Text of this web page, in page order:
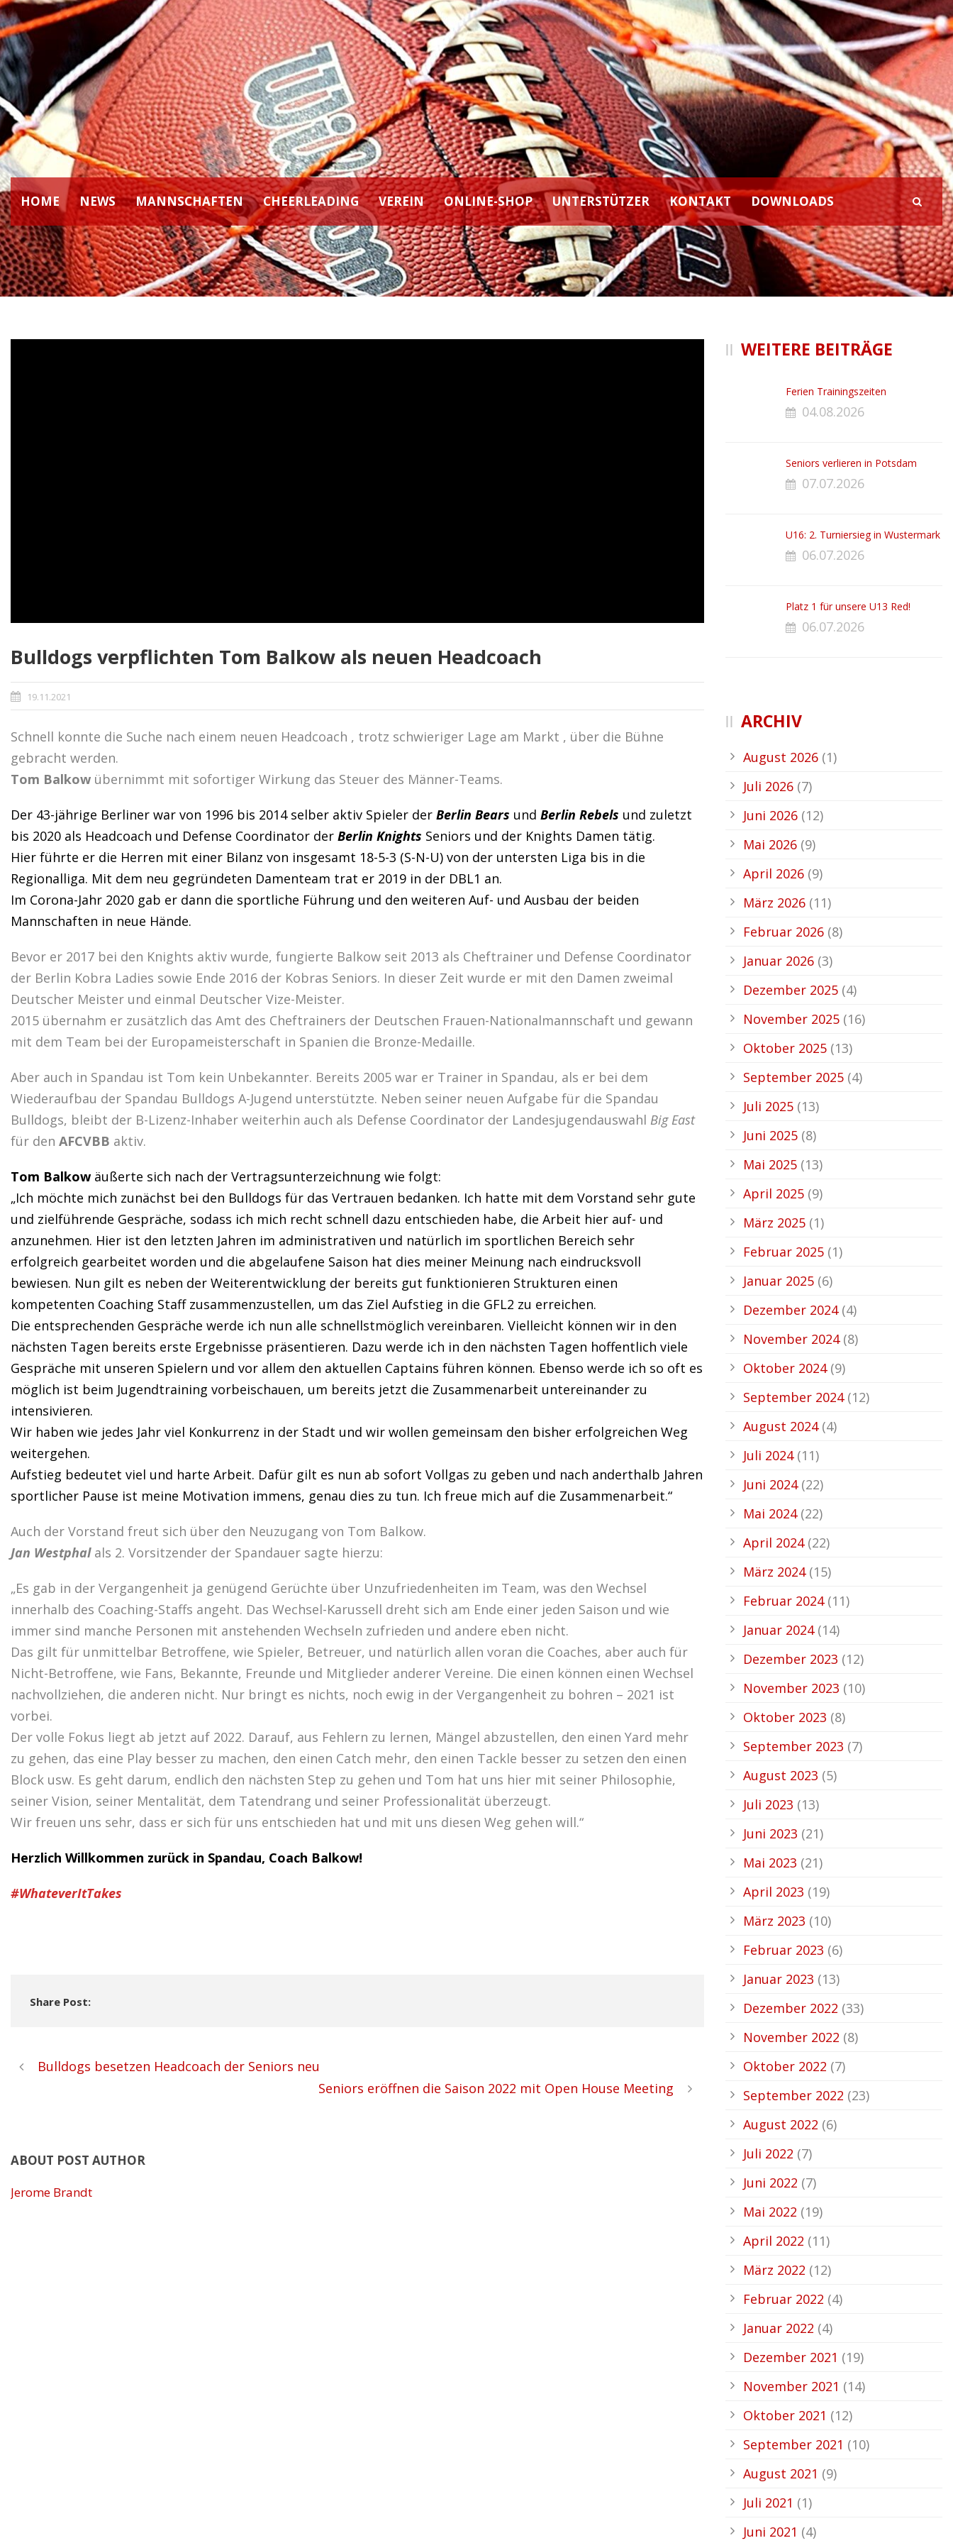
HOME NEWS MANNSCHAFTEN CHEERLEADING VEREIN ONLINE-SHOP UNTERSTÜTZER KONTAKT DOWNLOADS
Bulldogs verpflichten Tom Balkow als neuen Headcoach
19.11.2021
Schnell konnte die Suche nach einem neuen Headcoach , trotz schwieriger Lage am Markt , über die Bühne
gebracht werden.
Tom Balkow übernimmt mit sofortiger Wirkung das Steuer des Männer-Teams.
Der 43-jährige Berliner war von 1996 bis 2014 selber aktiv Spieler der Berlin Bears und Berlin Rebels und zuletzt
bis 2020 als Headcoach und Defense Coordinator der Berlin Knights Seniors und der Knights Damen tätig.
Hier führte er die Herren mit einer Bilanz von insgesamt 18-5-3 (S-N-U) von der untersten Liga bis in die
Regionalliga. Mit dem neu gegründeten Damenteam trat er 2019 in der DBL1 an.
Im Corona-Jahr 2020 gab er dann die sportliche Führung und den weiteren Auf- und Ausbau der beiden
Mannschaften in neue Hände.
Bevor er 2017 bei den Knights aktiv wurde, fungierte Balkow seit 2013 als Cheftrainer und Defense Coordinator
der Berlin Kobra Ladies sowie Ende 2016 der Kobras Seniors. In dieser Zeit wurde er mit den Damen zweimal
Deutscher Meister und einmal Deutscher Vize-Meister.
2015 übernahm er zusätzlich das Amt des Cheftrainers der Deutschen Frauen-Nationalmannschaft und gewann
mit dem Team bei der Europameisterschaft in Spanien die Bronze-Medaille.
Aber auch in Spandau ist Tom kein Unbekannter. Bereits 2005 war er Trainer in Spandau, als er bei dem
Wiederaufbau der Spandau Bulldogs A-Jugend unterstützte. Neben seiner neuen Aufgabe für die Spandau
Bulldogs, bleibt der B-Lizenz-Inhaber weiterhin auch als Defense Coordinator der Landesjugendauswahl Big East
für den AFCVBB aktiv.
Tom Balkowäußerte sich nach der Vertragsunterzeichnung wie folgt:
„Ich möchte mich zunächst bei den Bulldogs für das Vertrauen bedanken. Ich hatte mit dem Vorstand sehr gute
und zielführende Gespräche, sodass ich mich recht schnell dazu entschieden habe, die Arbeit hier auf- und
anzunehmen. Hier ist den letzten Jahren im administrativen und natürlich im sportlichen Bereich sehr
erfolgreich gearbeitet worden und die abgelaufene Saison hat dies meiner Meinung nach eindrucksvoll
bewiesen. Nun gilt es neben der Weiterentwicklung der bereits gut funktionieren Strukturen einen
kompetenten Coaching Staff zusammenzustellen, um das Ziel Aufstieg in die GFL2 zu erreichen.
Die entsprechenden Gespräche werde ich nun alle schnellstmöglich vereinbaren. Vielleicht können wir in den
nächsten Tagen bereits erste Ergebnisse präsentieren. Dazu werde ich in den nächsten Tagen hoffentlich viele
Gespräche mit unseren Spielern und vor allem den aktuellen Captains führen können. Ebenso werde ich so oft es
möglich ist beim Jugendtraining vorbeischauen, um bereits jetzt die Zusammenarbeit untereinander zu
intensivieren.
Wir haben wie jedes Jahr viel Konkurrenz in der Stadt und wir wollen gemeinsam den bisher erfolgreichen Weg
weitergehen.
Aufstieg bedeutet viel und harte Arbeit. Dafür gilt es nun ab sofort Vollgas zu geben und nach anderthalb Jahren
sportlicher Pause ist meine Motivation immens, genau dies zu tun. Ich freue mich auf die Zusammenarbeit.“
Auch der Vorstand freut sich über den Neuzugang von Tom Balkow.
Jan Westphalals 2. Vorsitzender der Spandauer sagte hierzu:
„Es gab in der Vergangenheit ja genügend Gerüchte über Unzufriedenheiten im Team, was den Wechsel
innerhalb des Coaching-Staffs angeht. Das Wechsel-Karussell dreht sich am Ende einer jeden Saison und wie
immer sind manche Personen mit anstehenden Wechseln zufrieden und andere eben nicht.
Das gilt für unmittelbar Betroffene, wie Spieler, Betreuer, und natürlich allen voran die Coaches, aber auch für
Nicht-Betroffene, wie Fans, Bekannte, Freunde und Mitglieder anderer Vereine. Die einen können einen Wechsel
nachvollziehen, die anderen nicht. Nur bringt es nichts, noch ewig in der Vergangenheit zu bohren – 2021 ist
vorbei.
Der volle Fokus liegt ab jetzt auf 2022. Darauf, aus Fehlern zu lernen, Mängel abzustellen, den einen Yard mehr
zu gehen, das eine Play besser zu machen, den einen Catch mehr, den einen Tackle besser zu setzen den einen
Block usw. Es geht darum, endlich den nächsten Step zu gehen und Tom hat uns hier mit seiner Philosophie,
seiner Vision, seiner Mentalität, dem Tatendrang und seiner Professionalität überzeugt.
Wir freuen uns sehr, dass er sich für uns entschieden hat und mit uns diesen Weg gehen will.“
Herzlich Willkommen zurück in Spandau, Coach Balkow!
#WhateverItTakes
Share Post:
Bulldogs besetzen Headcoach der Seniors neu
Seniors eröffnen die Saison 2022 mit Open House Meeting
ABOUT POST AUTHOR
Jerome Brandt
WEITERE BEITRÄGE
Ferien Trainingszeiten
04.08.2026
Seniors verlieren in Potsdam
07.07.2026
U16: 2. Turniersieg in Wustermark
06.07.2026
Platz 1 für unsere U13 Red!
06.07.2026
ARCHIV
August 2026 (1)
Juli 2026 (7)
Juni 2026 (12)
Mai 2026 (9)
April 2026 (9)
März 2026 (11)
Februar 2026 (8)
Januar 2026 (3)
Dezember 2025 (4)
November 2025 (16)
Oktober 2025 (13)
September 2025 (4)
Juli 2025 (13)
Juni 2025 (8)
Mai 2025 (13)
April 2025 (9)
März 2025 (1)
Februar 2025 (1)
Januar 2025 (6)
Dezember 2024(4)
November 2024(8)
Oktober 2024(9)
September 2024(12)
August 2024(4)
Juli 2024(11)
Juni 2024(22)
Mai 2024(22)
April 2024(22)
März 2024(15)
Februar 2024(11)
Januar 2024(14)
Dezember 2023 (12)
November 2023 (10)
Oktober 2023 (8)
September 2023 (7)
August 2023 (5)
Juli 2023 (13)
Juni 2023 (21)
Mai 2023 (21)
April 2023 (19)
März 2023 (10)
Februar 2023 (6)
Januar 2023 (13)
Dezember 2022 (33)
November 2022 (8)
Oktober 2022 (7)
September 2022 (23)
August 2022 (6)
Juli 2022 (7)
Juni 2022 (7)
Mai 2022 (19)
April 2022 (11)
März 2022 (12)
Februar 2022 (4)
Januar 2022 (4)
Dezember 2021 (19)
November 2021 (14)
Oktober 2021 (12)
September 2021 (10)
August 2021 (9)
Juli 2021 (1)
Juni 2021 (4)